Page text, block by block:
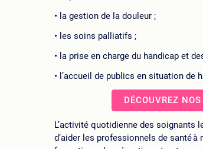
la gestion de la douleur ;
les soins palliatifs ;
la prise en charge du handicap et
l’accueil de publics en situation de
DÉCOUVREZ
L’activité quotidienne des
d’aider les professionnels de santé